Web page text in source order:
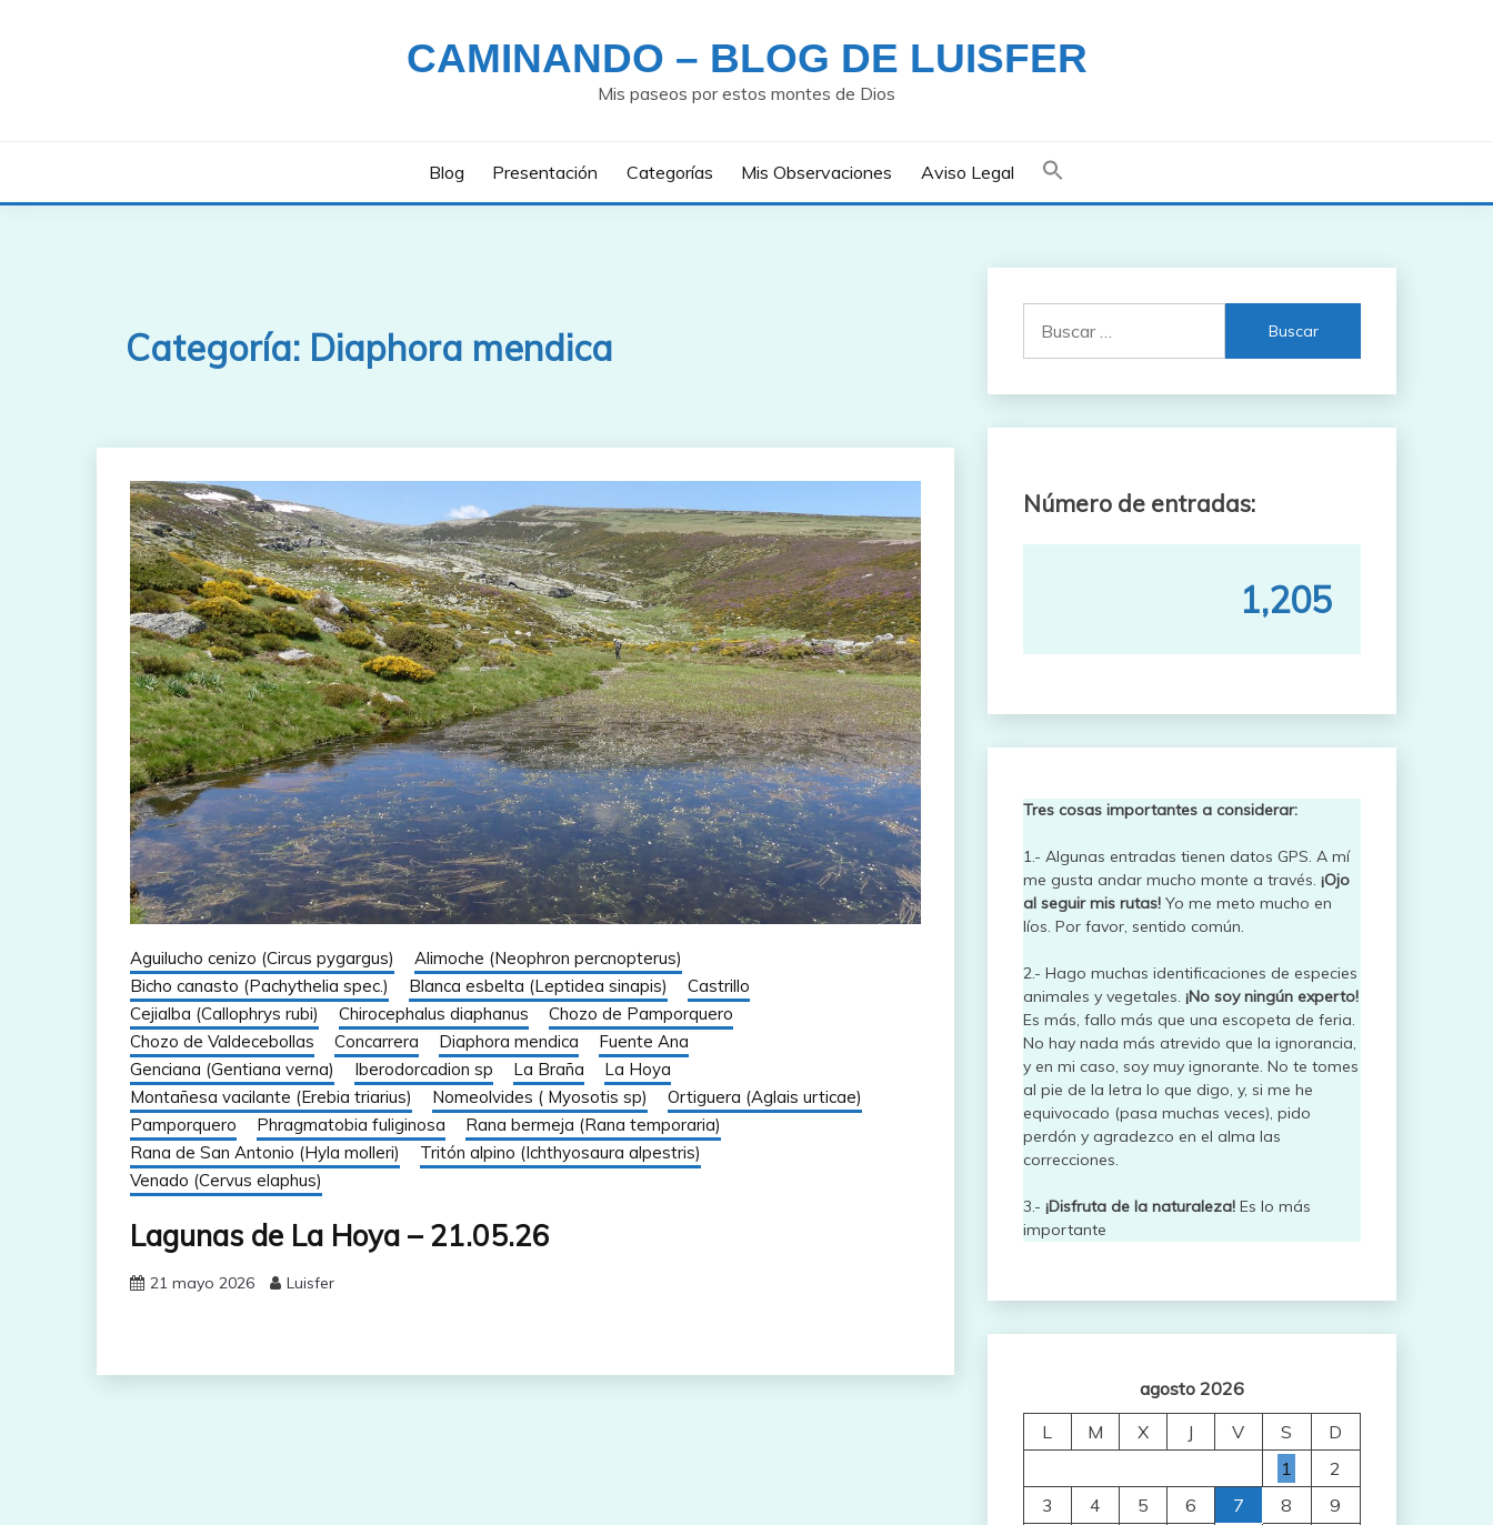
CAMINANDO – BLOG DE LUISFER
Mis paseos por estos montes de Dios
Blog Presentación Categorías Mis Observaciones Aviso Legal
Categoría: Diaphora mendica
Aguilucho cenizo (Circus pygargus)
Alimoche (Neophron percnopterus)
Bicho canasto (Pachythelia spec.)
Blanca esbelta (Leptidea sinapis)
Castrillo
Cejialba (Callophrys rubi)
Chirocephalus diaphanus
Chozo de Pamporquero
Chozo de Valdecebollas
Concarrera Diaphora mendica
Fuente Ana
Genciana (Gentiana verna)
Iberodorcadion sp La Braña
La Hoya
Montañesa vacilante (Erebia triarius)
Nomeolvides ( Myosotis sp)
Ortiguera (Aglais urticae)
Pamporquero
Phragmatobia fuliginosa
Rana bermeja (Rana temporaria)
Rana de San Antonio (Hyla molleri)
Tritón alpino (Ichthyosaura alpestris)
Venado (Cervus elaphus)
Lagunas de La Hoya – 21.05.26
21 mayo 2026 Luisfer
Número de entradas:
1,205
Tres cosas importantes a considerar:
1.- Algunas entradas tienen datos GPS. A mí
me gusta andar mucho monte a través. ¡Ojo
al seguir mis rutas!Yo me meto mucho en
líos. Por favor, sentido común.
2.- Hago muchas identificaciones de especies
animales y vegetales. ¡No soy ningún experto!
Es más, fallo más que una escopeta de feria.
No hay nada más atrevido que la ignorancia,
y en mi caso, soy muy ignorante. No te tomes
al pie de la letra lo que digo, y, si me he
equivocado (pasa muchas veces), pido
perdón y agradezco en el alma las
correcciones.
3.- ¡Disfruta de la naturaleza!Es lo más
importante
agosto 2026
L
M X J V S
D
1
2
3
4 5 6 7 8
9